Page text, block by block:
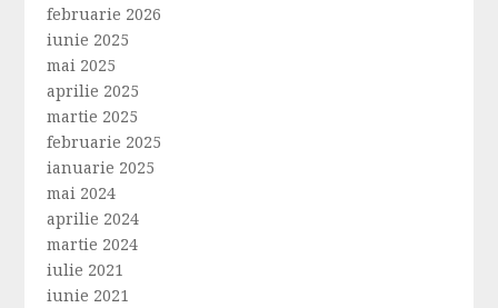
februarie 2026
iunie 2025
mai 2025
aprilie 2025
martie 2025
februarie 2025
ianuarie 2025
mai 2024
aprilie 2024
martie 2024
iulie 2021
iunie 2021